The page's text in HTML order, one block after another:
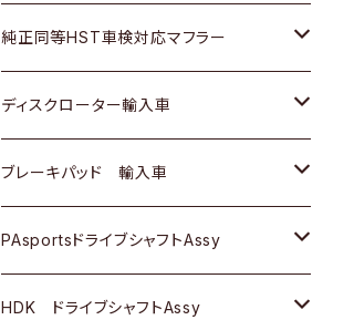
スバル
三菱
スバル
ダイハツ
マツダ
三菱
スバル
ＢＥＮＺ
ダイハツ
マツダ
三菱
スバル
いすゞ
ダイハツ
マツダ
三菱
スバル
スズキ
日産
ダイハツ
マツダ
三菱
ホンダ
スズキ
日産
ダイハツ
マツダ
ホンダ
スズキ
日産
ダイハツ
マツダ
純正同等HST車検対応マフラー
トヨタ
ホンダ
スズキ
日産
ディスクローター輸入車
ＡＵＤＩ
ＢＥＮＺ
ＢＭＷ
ブレーキパッド 輸入車
ＢＥＮＺ
ＢＭＷ
PAsportsドライブシャフトAssy
トヨタ
HDK ドライブシャフトAssy